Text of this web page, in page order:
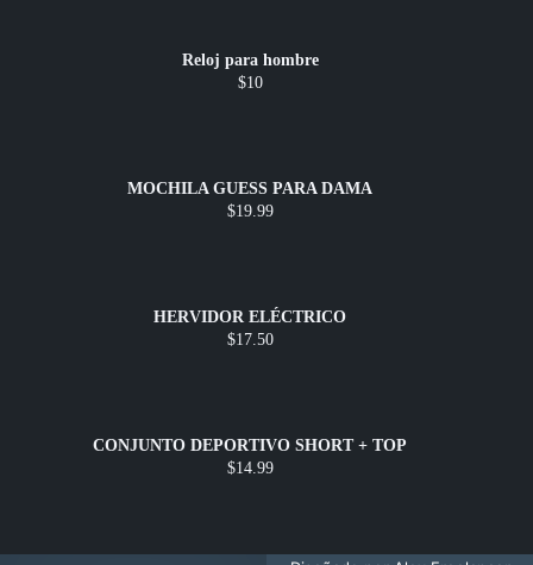
Reloj para hombre
$10
MOCHILA GUESS PARA DAMA
$19.99
HERVIDOR ELÉCTRICO
$17.50
CONJUNTO DEPORTIVO SHORT + TOP
$14.99